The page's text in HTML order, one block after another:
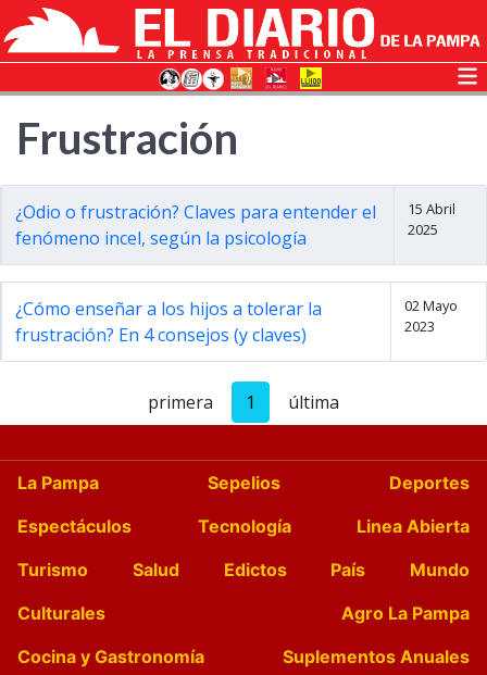
Frustración
¿Odio o frustración? Claves para entender el
fenómeno incel, según la psicología
15 Abril
2025
¿Cómo enseñar a los hijos a tolerar la
frustración? En 4 consejos (y claves)
02 Mayo
2023
primera 1 última
La Pampa Sepelios
Deportes
Espectáculos
Tecnología
Linea Abierta
Turismo
Salud Edictos País
Mundo
Culturales
Agro La Pampa
Cocina y Gastronomía
Suplementos Anuales